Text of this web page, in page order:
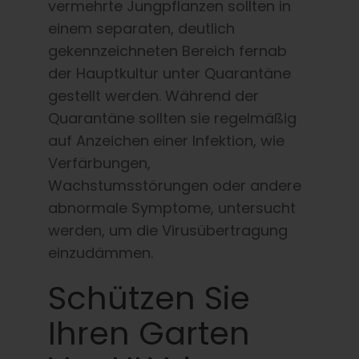
vermehrte Jungpflanzen sollten in
einem separaten, deutlich
gekennzeichneten Bereich fernab
der Hauptkultur unter Quarantäne
gestellt werden. Während der
Quarantäne sollten sie regelmäßig
auf Anzeichen einer Infektion, wie
Verfärbungen,
Wachstumsstörungen oder andere
abnormale Symptome, untersucht
werden, um die Virusübertragung
einzudämmen.
Schützen Sie
Ihren Garten